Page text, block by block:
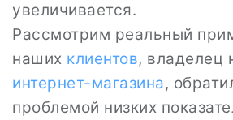
увеличивается.
Рассмотрим реальный
наших клиентов, владелец
интернет-магазина,
проблемой низких